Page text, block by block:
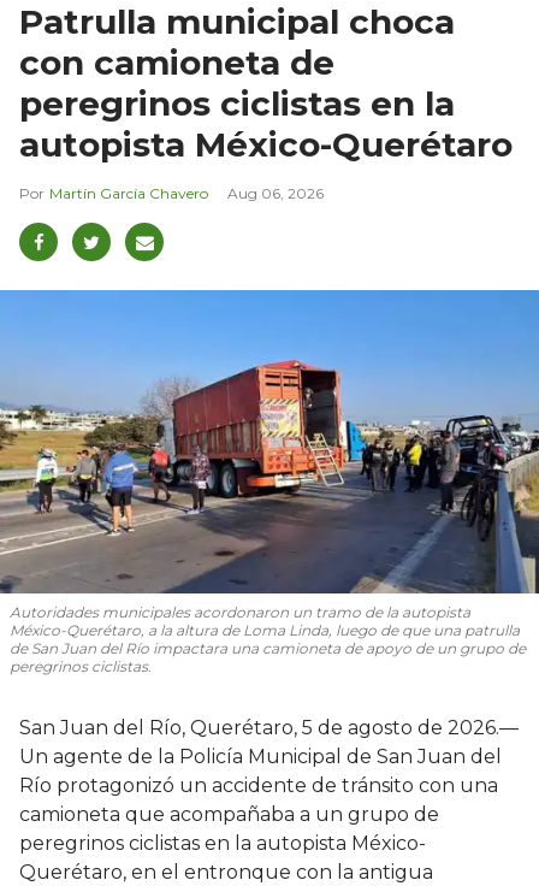
Patrulla municipal choca
con camioneta de
peregrinos ciclistas en la
autopista México-Querétaro
Martín García Chavero Aug 06, 2026
Autoridades municipales acordonaron un tramo de la autopista
México-Querétaro, a la altura de Loma Linda, luego de que una patrulla
de San Juan del Río impactara una camioneta de apoyo de un grupo de
peregrinos ciclistas.
San Juan del Río, Querétaro, 5 de agosto de 2026.—
Un agente de la Policía Municipal de San Juan del
Río protagonizó un accidente de tránsito con una
camioneta que acompañaba a un grupo de
peregrinos ciclistas en la autopista México-
Querétaro, en el entronque con la antigua